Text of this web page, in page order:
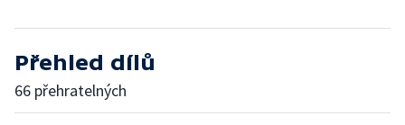
Přehled dílů
66 přehratelných